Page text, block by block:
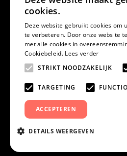
SOCIAL MEDIA
PRODUCT ZOEKEN
cookies.
Deze website gebruikt cookies om
te verbeteren. Door onze website
met alle cookies in
Cookiebeleid. Lees verder
STRIKT NOODZAKELIJK
TARGETING
ACCEPTEREN
DETAILS WEERGEVEN